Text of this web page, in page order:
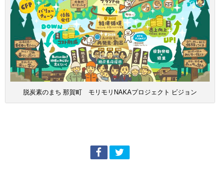
脱炭素のまち 那賀町 モリモリNAKAプロジェクト ビジョン